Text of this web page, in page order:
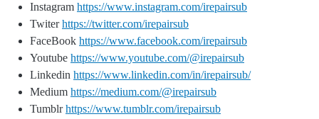
Instagram https://www.instagram.com/irepairsub
Twiterhttps://twitter.com/irepairsub
FaceBook https://www.facebook.com/irepairsub
Youtube https://www.youtube.com/@irepairsub
Linkedin https://www.linkedin.com/in/irepairsub/
Medium https://medium.com/@irepairsub
Tumblrhttps://www.tumblr.com/irepairsub